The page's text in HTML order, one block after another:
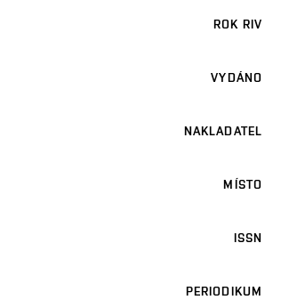
ROK RIV
VYDÁNO
NAKLADATEL
MÍSTO
ISSN
PERIODIKUM